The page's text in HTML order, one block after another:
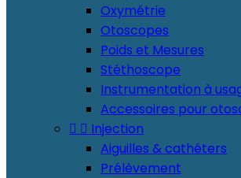
Oxymétrie
Otoscopes
Poids et Mesures
Stéthoscope
Instrumentation à
Accessoires pour
  Injection
Aiguilles & cathéters
Prélèvement